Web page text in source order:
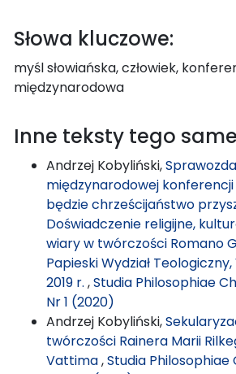
Słowa kluczowe:
myśl słowiańska, człowiek,
międzynarodowa
Inne teksty tego
Andrzej Kobyliński,
międzynarodowej konferencji
będzie chrześcijaństwo
Doświadczenie religijne,
wiary w twórczości Romano
Papieski Wydział
2019 r. ,Studia Philosophiae
Nr 1 (2020)
Andrzej Kobyliński,
twórczości Rainera Marii
Vattima,Studia